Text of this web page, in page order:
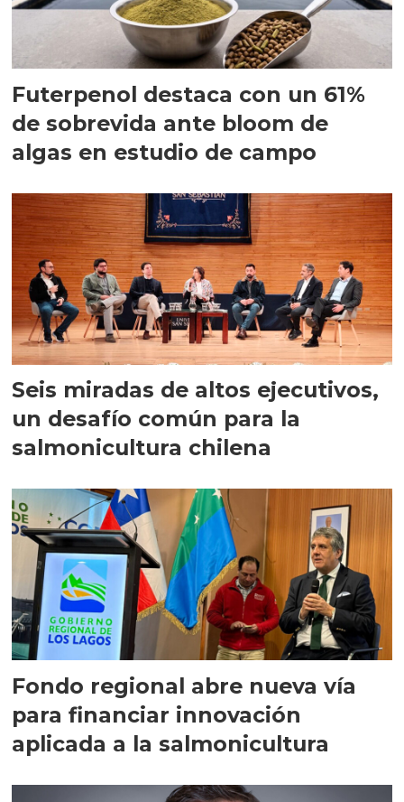
Futerpenol destaca con un 61%
de sobrevida ante bloom de
algas en estudio de campo
Seis miradas de altos ejecutivos,
un desafío común para la
salmonicultura chilena
Fondo regional abre nueva vía
para financiar innovación
aplicada a la salmonicultura